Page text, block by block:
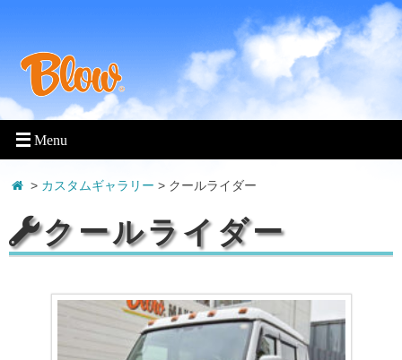
> カスタムギャラリー > クールライダー
クールライダー